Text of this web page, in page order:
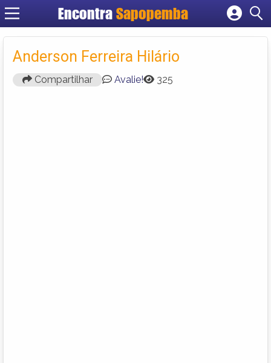
Encontra Sapopemba
Cadastrar empresa
Criar conta
Anderson Ferreira Hilário
Compartilhar Avalie! 325